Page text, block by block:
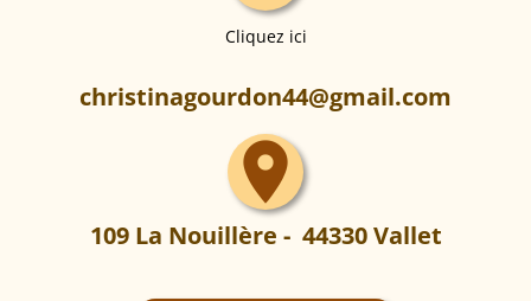
Cliquez ici
christinagourdon44@gmail.com
location_on
109 La Nouillère - 44330 Vallet